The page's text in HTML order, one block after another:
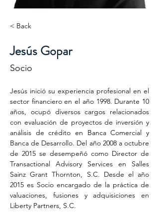
< Back
Jesús Gopar
Socio
Jesús inició su experiencia profesional en el
sector financiero en el año 1998. Durante 10
años, ocupó diversos cargos relacionados
con evaluación de proyectos de inversión y
análisis de crédito en Banca Comercial y
Banca de Desarrollo. Del año 2008 a octubre
de 2015 se desempeñó como Director de
Transactional Advisory Services en Salles
Sainz Grant Thornton, S.C. Desde el año
2015 es Socio encargado de la práctica de
valuaciones, fusiones y adquisiciones en
Liberty Partners, S.C.